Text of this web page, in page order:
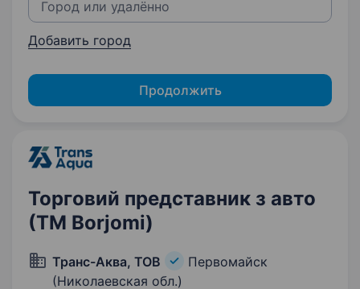
Добавить город
Продолжить
Торговий представник з авто
(ТМ Borjomi)
Транс-Аква, ТОВ
Первомайск
(Николаевская обл.)